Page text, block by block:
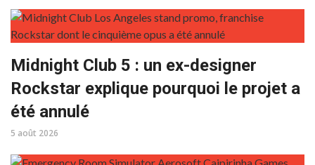
Midnight Club 5 : un ex-designer
Rockstar explique pourquoi le projet a
été annulé
5 août 2026